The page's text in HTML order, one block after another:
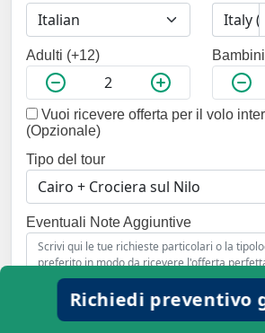
Adulti (+12)
Vuoi ricevere offerta per il volo
(Opzionale)
Tipo del tour
Eventuali Note Aggiuntive
Invia Richiesta
Richiedi preventivo